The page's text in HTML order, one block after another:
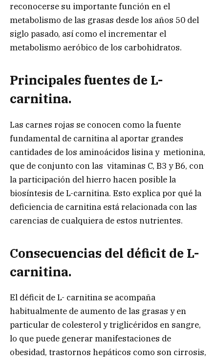
reconocerse su importante función en el
metabolismo de las grasas desde los años 50 del
siglo pasado, así como el incrementar el
metabolismo aeróbico de los carbohidratos.
Principales fuentes de L-
carnitina.
Las carnes rojas se conocen como la fuente
fundamental de carnitina al aportar grandes
cantidades de los aminoácidos lisina y metionina,
que de conjunto con las vitaminas C, B3 y B6, con
la participación del hierro hacen posible la
biosíntesis de L-carnitina. Esto explica por qué la
deficiencia de carnitina está relacionada con las
carencias de cualquiera de estos nutrientes.
Consecuencias del déficit de L-
carnitina.
El déficit de L- carnitina se acompaña
habitualmente de aumento de las grasas y en
particular de colesterol y triglicéridos en sangre,
lo que puede generar manifestaciones de
obesidad, trastornos hepáticos como son cirrosis,